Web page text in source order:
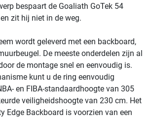
bespaart de Goaliath GoTek 54
zit hij niet in de weg.
wordt geleverd met een backboard,
De meeste onderdelen zijn al
de montage snel en eenvoudig is.
kunt u de ring eenvoudig
en FIBA-standaardhoogte van 305
veiligheidshoogte van 230 cm. Het
Edge Backboard is voorzien van een